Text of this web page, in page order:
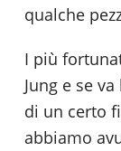
qualche
I più
Jung e se
di un certo
abbiamo